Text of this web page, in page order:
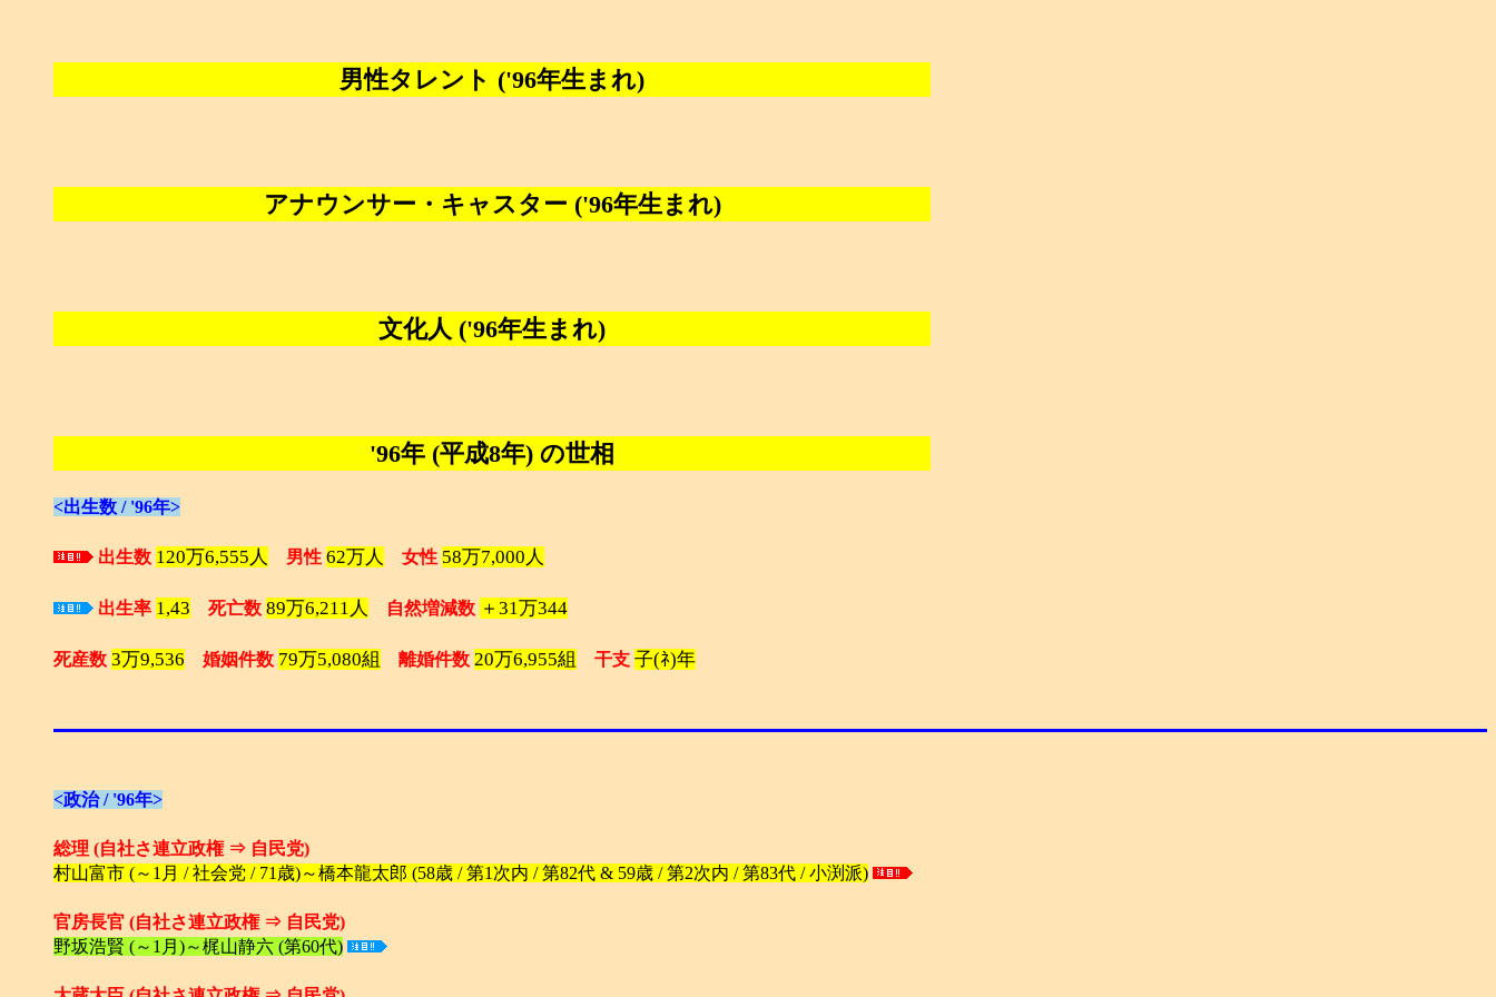
男性タレント ('96年生まれ)
アナウンサー・キャスター ('96年生まれ)
文化人 ('96年生まれ)
'96年 (平成8年) の世相
<出生数 / '96年>
出生数 120万6,555人 男性 62万人 女性 58万7,000人
出生率 1,43 死亡数 89万6,211人 自然増減数 ＋31万344
死産数 3万9,536 婚姻件数 79万5,080組 離婚件数 20万6,955組 干支 子(ﾈ)年
<政治 / '96年>
総理 (自社さ連立政権 ⇒ 自民党)
村山富市 (～1月 / 社会党 / 71歳)～橋本龍太郎 (58歳 / 第1次内 / 第82代 & 59歳 / 第2次内 / 第83代 / 小渕派)
官房長官 (自社さ連立政権 ⇒ 自民党)
野坂浩賢 (～1月)～梶山静六 (第60代)